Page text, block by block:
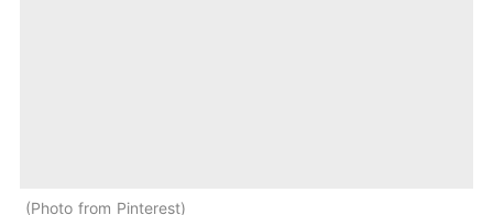
Photo from Pinterest